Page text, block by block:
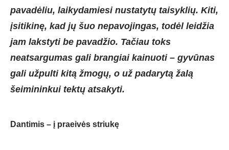
pavadėliu, laikydamiesi nustatytų taisyklių. Kiti,
įsitikinę, kad jų šuo nepavojingas, todėl leidžia
jam lakstyti be pavadžio. Tačiau toks
neatsargumas gali brangiai kainuoti – gyvūnas
gali užpulti kitą žmogų, o už padarytą žalą
šeimininkui tektų atsakyti.
Dantimis – į praeivės striukę